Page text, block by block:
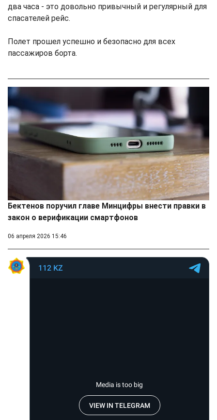
два часа - это довольно привычный и регулярный для
спасателей рейс.
Полет прошел успешно и безопасно для всех
пассажиров борта.
Бектенов поручил главе Минцифры внести правки в
закон о верификации смартфонов
06 апреля 2026 15:46